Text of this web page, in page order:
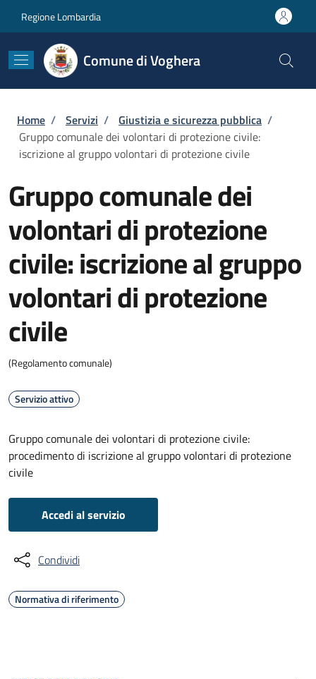
Regione Lombardia
Comune di Voghera
Briciole di pane
Home / Servizi / Giustizia e sicurezza pubblica /
Gruppo comunale dei volontari di protezione civile:
iscrizione al gruppo volontari di protezione civile
Gruppo comunale dei
volontari di protezione
civile: iscrizione al gruppo
volontari di protezione
civile
(Regolamento comunale)
Servizio attivo
Gruppo comunale dei volontari di protezione civile:
procedimento di iscrizione al gruppo volontari di protezione
civile
Accedi al servizio
Condividi
Normativa di riferimento